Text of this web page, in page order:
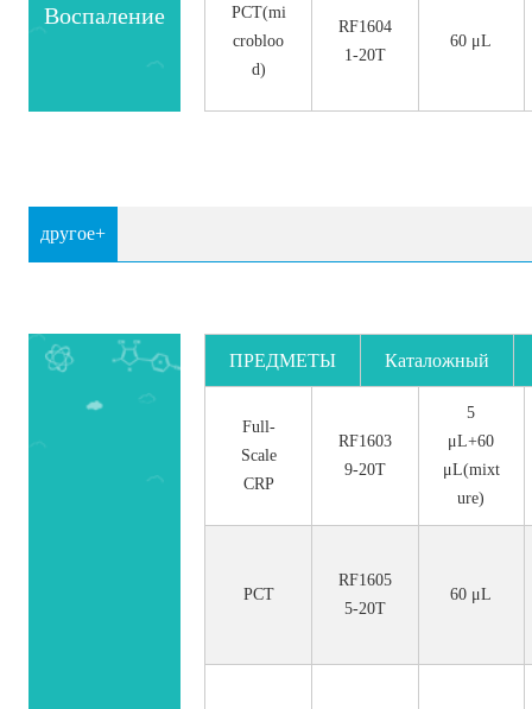
Воспаление
PCT(mi
crobloo
d)
RF1604
1-20T
60 μL
другое+
ПРЕДМЕТЫ Каталожный
Full-
Scale
CRP
RF1603
9-20T
5
μL+60
μL(mixt
ure)
PCT
RF1605
5-20T
60 μL